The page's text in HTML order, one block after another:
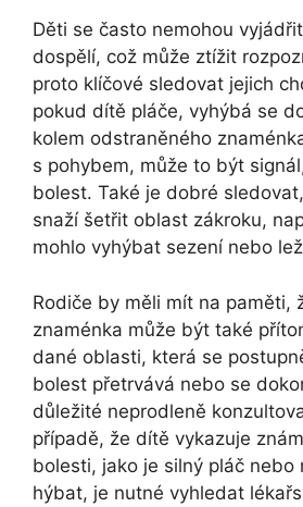
Děti se často nemohou
dospělí, což může ztížit
proto klíčové sledovat jejich
pokud dítě pláče, vyhýbá se
kolem odstraněného
s pohybem, může to být
bolest. Také je dobré
snaží šetřit oblast zákroku,
mohlo vyhýbat sezení nebo
Rodiče by měli mít na paměti,
znaménka může být také
dané oblasti, která se
bolest přetrvává nebo se
důležité neprodleně
případě, že dítě vykazuje
bolesti, jako je silný pláč nebo
hýbat, je nutné vyhledat